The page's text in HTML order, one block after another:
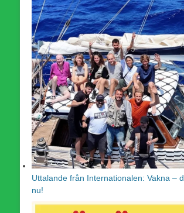
Uttalande från Internationalen: Vakna –
nu!